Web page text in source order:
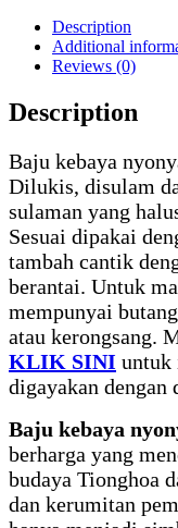
Description
Additional
Reviews (0)
Description
Baju kebaya
Dilukis, disulam
sulaman yang
Sesuai dipakai
tambah cantik
berantai. Untuk
mempunyai
atau kerongsang.
KLIK SINI untuk
digayakan dengan
Baju kebaya
berharga yang
budaya Tionghoa
dan kerumitan